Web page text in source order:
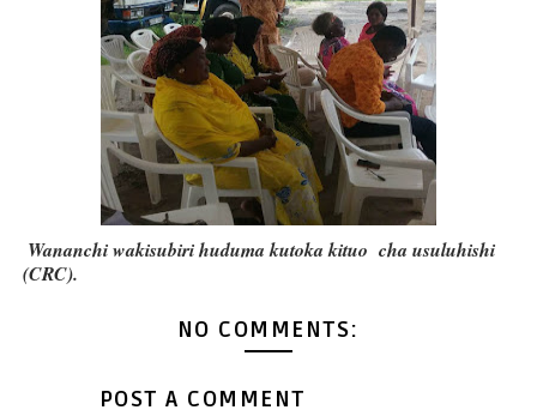
Wananchi wakisubiri huduma kutoka kituo cha usuluhishi
(CRC).
NO COMMENTS:
POST A COMMENT